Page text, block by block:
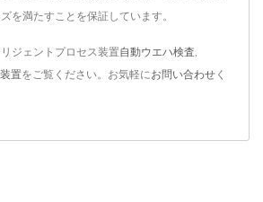
を満たすことを保証しています。
ジェントプロセス装置自動ウエハ検査
置をご覧ください。お気軽にお問い合わせ く